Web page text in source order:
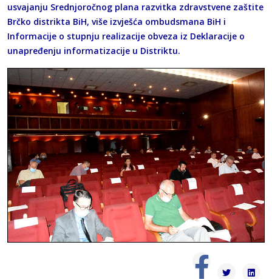
usvajanju Srednjoročnog plana razvitka zdravstvene zaštite
Brčko distrikta BiH, više izvješća ombudsmana BiH i
Informacije o stupnju realizacije obveza iz Deklaracije o
unapređenju informatizacije u Distriktu.